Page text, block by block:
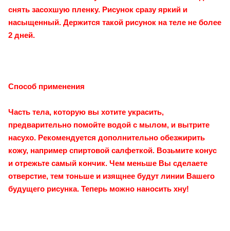
снять засохшую пленку. Рисунок сразу яркий и
насыщенный. Держится такой рисунок на теле не более
2 дней.
Cпособ применения
Часть тела, которую вы хотите украсить,
предварительно помойте водой с мылом, и вытрите
насухо. Рекомендуется дополнительно обезжирить
кожу, например спиртовой салфеткой. Возьмите конус
и отрежьте самый кончик. Чем меньше Вы сделаете
отверстие, тем тоньше и изящнее будут линии Вашего
будущего рисунка. Теперь можно наносить хну!